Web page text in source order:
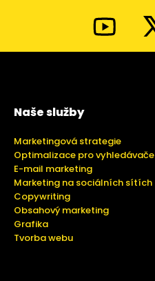
Naše služby
Marketingová strategie
Optimalizace pro vyhledávače
E-mail marketing
Marketing na sociálních sítích
Copywriting
Obsahový marketing
Grafika
Tvorba webu